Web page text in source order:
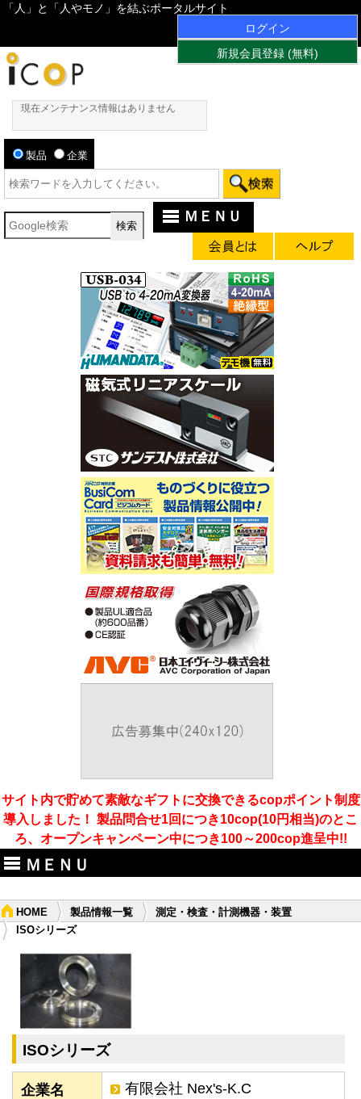
「人」と「人やモノ」を結ぶポータルサイト
ログイン
新規会員登録 (無料)
現在メンテナンス情報はありません
製品 企業
ＭＥＮＵ
サイト内で貯めて素敵なギフトに交換できるcopポイント制度
導入しました！ 製品問合せ1回につき10cop(10円相当)のとこ
ろ、オープンキャンペーン中につき100～200cop進呈中!!
ＭＥＮＵ
HOME 製品情報一覧
測定・検査・計測機器・装置
ISOシリーズ
ISOシリーズ
企業名 有限会社 Nex's-K.C